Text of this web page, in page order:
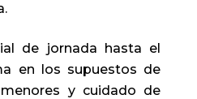
de jornada hasta el
en los supuestos de
y cuidado de